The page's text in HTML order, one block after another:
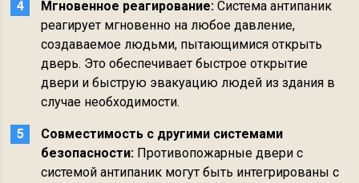
Мгновенное реагирование: Система антипаник
реагирует мгновенно на любое давление,
создаваемое людьми, пытающимися открыть
дверь. Это обеспечивает быстрое открытие
двери и быструю эвакуацию людей из здания в
случае необходимости.
Совместимость с другими системами
безопасности: Противопожарные двери с
системой антипаник могут быть интегрированы с